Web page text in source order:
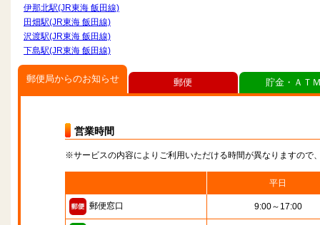
伊那北駅(JR東海 飯田線)
田畑駅(JR東海 飯田線)
沢渡駅(JR東海 飯田線)
下島駅(JR東海 飯田線)
郵便局からのお知らせ
営業時間
※サービスの内容によりご利用いただける時間が異なりますので
平日
郵便窓口 9:00～17:00
郵便 貯金・ＡＴ